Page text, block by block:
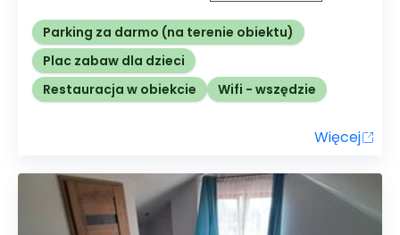
Parking za darmo (na terenie obiektu)
Plac zabaw dla dzieci
Restauracja w obiekcie
Wifi - wszędzie
Więcej